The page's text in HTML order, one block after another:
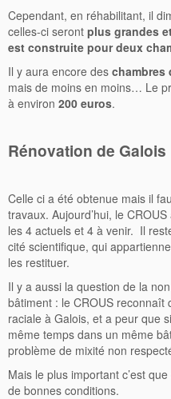
Cependant, en réhabilitant, il
celles-ci seront plus grandes
est construite pour deux
Il y aura encore des chambres
mais de moins en moins… Le
à environ 200 euros.
Rénovation de Galois
Celle ci a été obtenue mais il
travaux. Aujourd’hui, le
les 4 actuels et 4 à venir. Il
cité scientifique, qui
les restituer.
Il y a aussi la question de la
bâtiment : le CROUS reconnaît
raciale à Galois, et a peur que
même temps dans un même
problème de mixité non
Mais le plus important c’est
de bonnes conditions.